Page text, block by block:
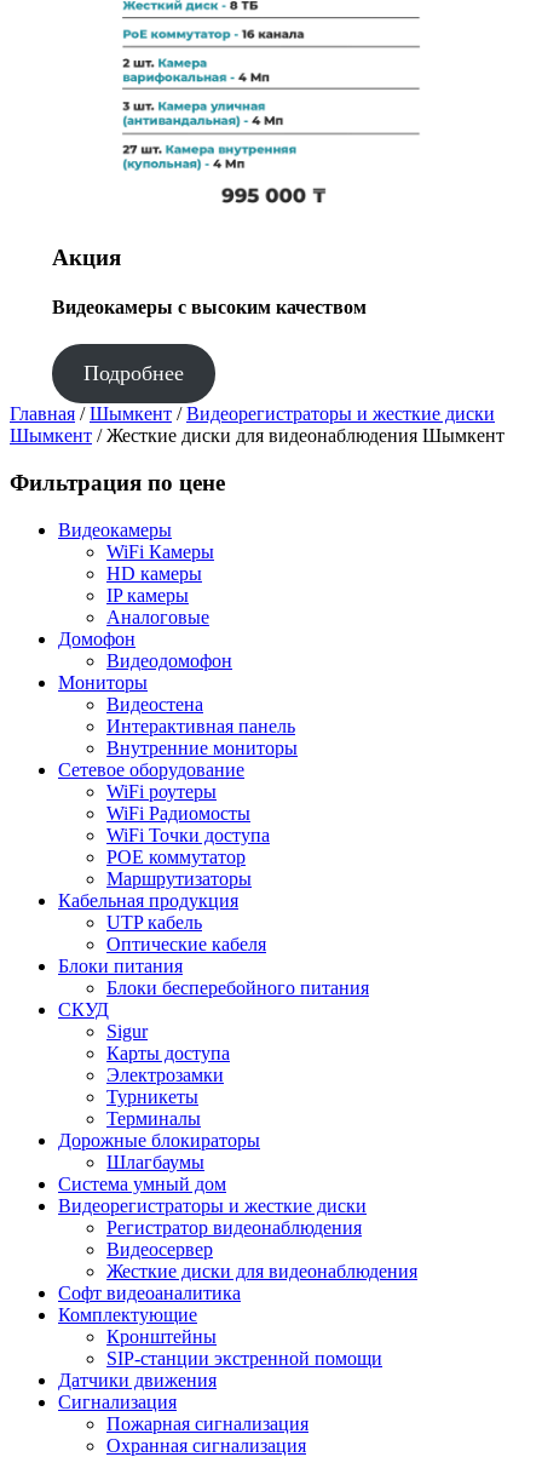
Акция
Видеокамеры с высоким качеством
Подробнее
Главная /Шымкент /Видеорегистраторы и жесткие диски
Шымкент / Жесткие диски для видеонаблюдения Шымкент
Фильтрация по цене
Видеокамеры
WiFi Камеры
HD камеры
IP камеры
Аналоговые
Домофон
Видеодомофон
Мониторы
Видеостена
Интерактивная панель
Внутренние мониторы
Сетевое оборудование
WiFi роутеры
WiFi Радиомосты
WiFi Точки доступа
POE коммутатор
Маршрутизаторы
Кабельная продукция
UTP кабель
Оптические кабеля
Блоки питания
Блоки бесперебойного питания
СКУД
Sigur
Карты доступа
Электрозамки
Турникеты
Терминалы
Дорожные блокираторы
Шлагбаумы
Cистема умный дом
Видеорегистраторы и жесткие диски
Регистратор видеонаблюдения
Видеосервер
Жесткие диски для видеонаблюдения
Софт видеоаналитика
Комплектующие
Кронштейны
SIP-станции экстренной помощи
Датчики движения
Сигнализация
Пожарная сигнализация
Охранная сигнализация